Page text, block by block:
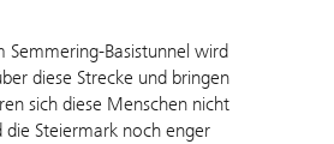
Basistunnel wird
diese Strecke und bringen
sich diese Menschen nicht
Steiermark noch enger